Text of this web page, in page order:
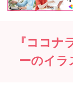
『ココ
ーのイラ